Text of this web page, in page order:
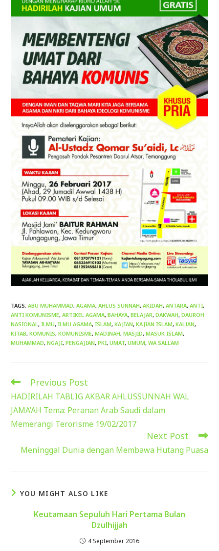
TAGS:ABU MUHAMMAD, AGAMA, AHLUS SUNNAH, AKIDAH, ANTARA, ANTI,
ANTI KOMUNISME, ARTIKEL AGAMA, BAHAYA, BELAJAR, DAKWAH, DAUROH
NASIONAL, ILMU, ILMU AGAMA, ISLAM, KAJIAN, KAJIAN ISLAM, KALIAN,
KITAB, KOMUNIS, KOMUNISME, MADINAH, MASJID, MASUK ISLAM,
MUHAMMAD, NGAJI, PENGAJIAN, PKI, UMAT, UMUM, WA SALLAM
Read
articles
Previous Post
HADIRILAH TABLIG AKBAR AHLUSSUNNAH WAL
JAMA’AH Tema: Peranan Arab Saudi dalam
Memerangi Terorisme 19/02/2017
Next Post
Meninggal Dunia dengan Membawa Hutang Puasa
YOU MIGHT ALSO LIKE
Keutamaan Sepuluh Hari Pertama Bulan
Dzulhijjah
4 September 2016